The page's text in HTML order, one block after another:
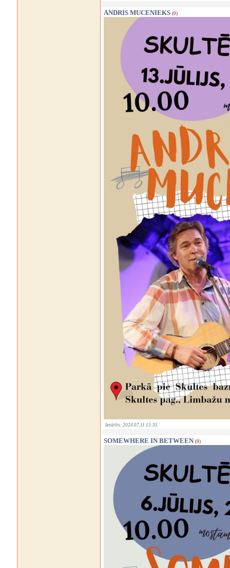
ANDRIS MUCENIEKS (0)
Iesūtīts: 2024.07.11 15:35
SOMEWHERE IN BETWEEN (0)